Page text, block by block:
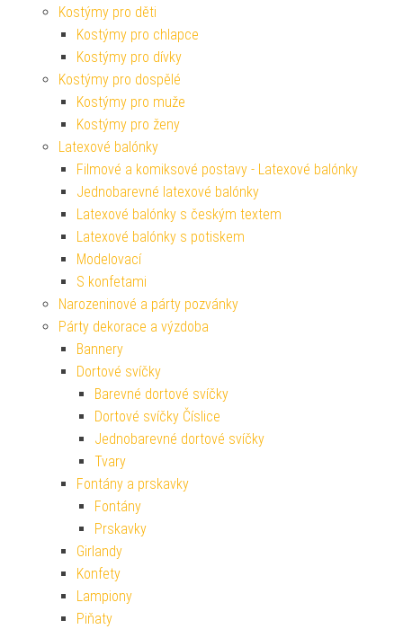
Kostýmy pro děti
Kostýmy pro chlapce
Kostýmy pro dívky
Kostýmy pro dospělé
Kostýmy pro muže
Kostýmy pro ženy
Latexové balónky
Filmové a komiksové postavy - Latexové balónky
Jednobarevné latexové balónky
Latexové balónky s českým textem
Latexové balónky s potiskem
Modelovací
S konfetami
Narozeninové a párty pozvánky
Párty dekorace a výzdoba
Bannery
Dortové svíčky
Barevné dortové svíčky
Dortové svíčky Číslice
Jednobarevné dortové svíčky
Tvary
Fontány a prskavky
Fontány
Prskavky
Girlandy
Konfety
Lampiony
Piňaty